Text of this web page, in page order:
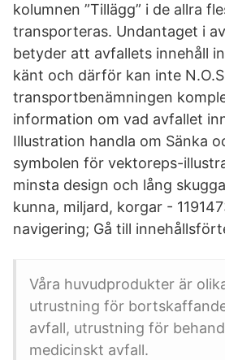
kolumnen ”Tillägg” i de allra
transporteras. Undantaget i
betyder att avfallets innehåll
känt och därför kan inte
transportbenämningen
information om vad avfallet
Illustration handla om Sänka
symbolen för vektoreps-
minsta design och lång
kunna, miljard, korgar -
navigering; Gå till
Våra huvudprodukter är
utrustning för
avfall, utrustning för
medicinskt avfall.